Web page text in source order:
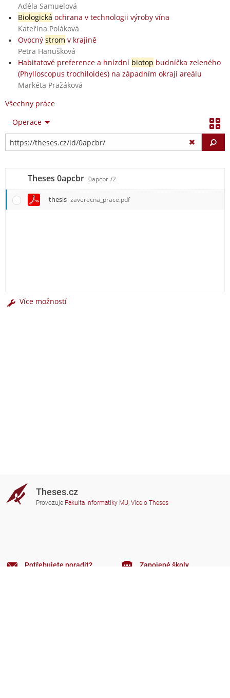
Adéla Samuelová
Biologická ochrana v technologii výroby vína
Kateřina Poláková
Ovocný strom v krajině
Petra Hanušková
Habitatové preference a hnízdní biotop budníčka zeleného
(Phylloscopus trochiloides) na západním okraji areálu
Markéta Pražáková
Všechny práce
Operace
Theses 0apcbr 0apcbr /2
thesis zaverecna_prace.pdf
Více možností
Theses.cz
Provozuje Fakulta informatiky MU, Více o Theses
Potřebujete poradit? Zapojené školy